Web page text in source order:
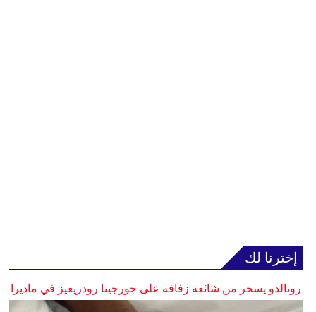
إخترنا لك
رونالدو يسخر من شائعة زفافه على جورجينا رودريغيز في ماديرا